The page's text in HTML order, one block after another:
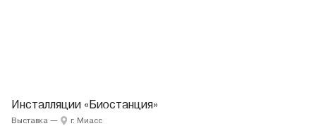
Инсталляции «Биостанция»
Выставка — г. Миасс